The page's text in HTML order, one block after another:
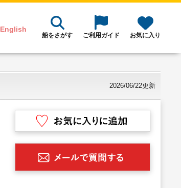
English
船をさがす ご利用ガイド お気に入り
2026/06/22更新